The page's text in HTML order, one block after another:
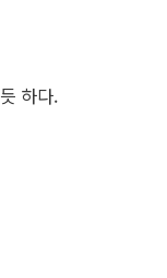
하다.